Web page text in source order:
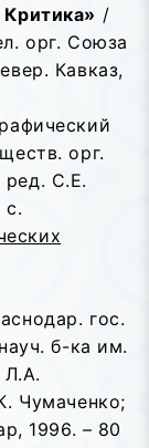
/
орг. Союза
Кавказ,
орг.
ред. С.Е.
с.
гос.
б-ка им.
Л.А.
Чумаченко;
1996. – 80